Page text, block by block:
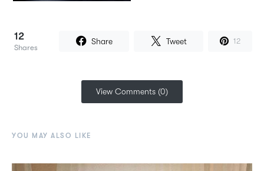
12
Shares
Share Tweet 12
View Comments (0)
YOU MAY ALSO LIKE